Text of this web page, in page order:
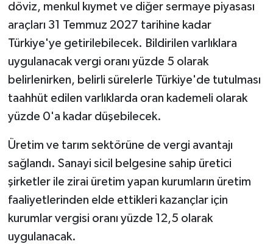
döviz, menkul kıymet ve diğer sermaye piyasası
araçları 31 Temmuz 2027 tarihine kadar
Türkiye'ye getirilebilecek. Bildirilen varlıklara
uygulanacak vergi oranı yüzde 5 olarak
belirlenirken, belirli sürelerle Türkiye'de tutulması
taahhüt edilen varlıklarda oran kademeli olarak
yüzde 0'a kadar düşebilecek.
Üretim ve tarım sektörüne de vergi avantajı
sağlandı. Sanayi sicil belgesine sahip üretici
şirketler ile zirai üretim yapan kurumların üretim
faaliyetlerinden elde ettikleri kazançlar için
kurumlar vergisi oranı yüzde 12,5 olarak
uygulanacak.